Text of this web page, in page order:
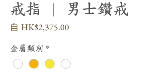
戒指 | 男士鑽戒
自 HK$2,375.00促
格
金屬類別 *